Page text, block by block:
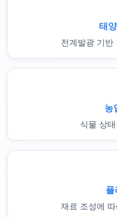
태
전계발광 기반
농
식물 상
플
재료 조성에